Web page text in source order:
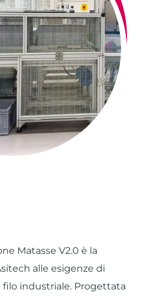
Matasse V2.0 è la
alle esigenze di
industriale. Progettata